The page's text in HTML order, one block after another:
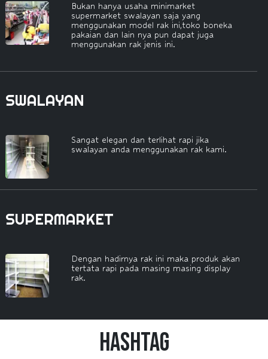
Bukan hanya usaha minimarket
supermarket swalayan saja yang
menggunakan model rak ini,toko boneka
pakaian dan lain nya pun dapat juga
menggunakan rak jenis ini.
SWALAYAN
Sangat elegan dan terlihat rapi jika
swalayan anda menggunakan rak kami.
SUPERMARKET
Dengan hadirnya rak ini maka produk akan
tertata rapi pada masing masing display
rak.
HashTag